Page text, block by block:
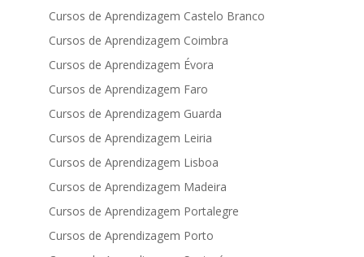
Cursos de Aprendizagem Castelo Branco
Cursos de Aprendizagem Coimbra
Cursos de Aprendizagem Évora
Cursos de Aprendizagem Faro
Cursos de Aprendizagem Guarda
Cursos de Aprendizagem Leiria
Cursos de Aprendizagem Lisboa
Cursos de Aprendizagem Madeira
Cursos de Aprendizagem Portalegre
Cursos de Aprendizagem Porto